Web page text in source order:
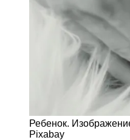
Ребенок.
Pixabay